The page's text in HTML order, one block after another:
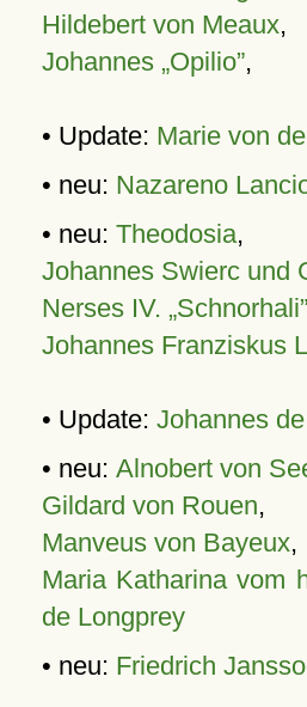
Hildebert von Meaux,
Johannes „Opilio”,
• Update: Marie von
• neu: Nazareno
• neu: Theodosia,
Johannes Swierc und
Nerses IV. „Schnorhali”
Johannes Franziskus
• Update: Johannes
• neu: Alnobert von
Gildard von Rouen,
Manveus von Bayeux,
Maria Katharina vom
de Longprey
• neu: Friedrich